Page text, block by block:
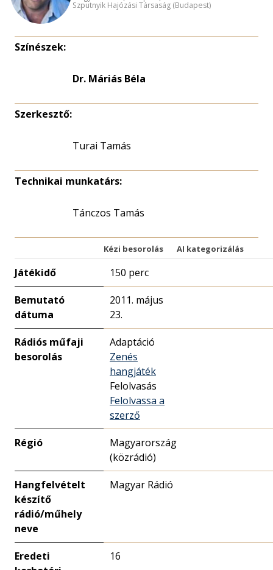
Szputnyik Hajózási Társaság (Budapest)
Színészek:
Dr. Máriás Béla
Szerkesztő:
Turai Tamás
Technikai munkatárs:
Tánczos Tamás
Kézi besorolás AI kategorizálás
Játékidő 150 perc
Bemutató
dátuma
2011. május
23.
Rádiós műfaji
besorolás
Adaptáció
Zenés
hangjáték
Felolvasás
Felolvassa a
szerző
Régió
Magyarország
(közrádió)
Hangfelvételt
készítő
rádió/műhely
neve
Magyar Rádió
Eredeti
16